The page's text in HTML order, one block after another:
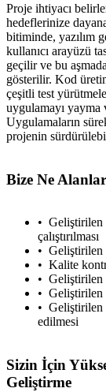
Proje ihtiyacı
hedeflerinize
bitiminde, yazılım
kullanıcı arayüzü
geçilir ve bu
gösterilir. Kod
çeşitli test
uygulamayı yayma
Uygulamaların
projenin
Bize Ne
Geliştirilen
çalıştırılması
Geliştirilen
Kalite
Geliştirilen
Geliştirilen
Geliştirilen
edilmesi
Sizin İçin
Geliştirme